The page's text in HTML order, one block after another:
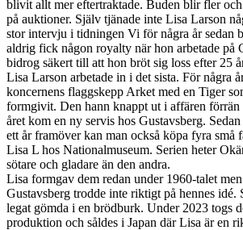
blivit allt mer eftertraktade. Buden blir fler
på auktioner. Själv tjänade inte Lisa Larson
stor intervju i tidningen Vi för några år sedan
aldrig fick någon royalty när hon arbetade på
bidrog säkert till att hon bröt sig loss efter 25
Lisa Larson arbetade in i det sista. För några
koncernens flaggskepp Arket med en Tiger
formgivit. Den hann knappt ut i affären förrän
året kom en ny servis hos Gustavsberg.
ett år framöver kan man också köpa fyra små
Lisa L hos Nationalmuseum. Serien heter
sötare och gladare än den andra.
Lisa formgav dem redan under 1960-talet
Gustavsberg trodde inte riktigt på hennes idé.
legat gömda i en brödburk. Under 2023 togs
produktion och såldes i Japan där Lisa är en